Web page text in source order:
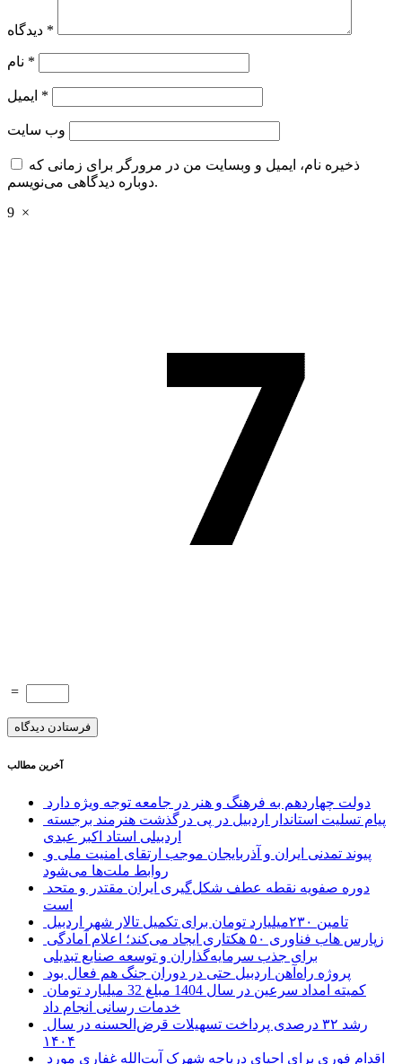
*
*
*
وب‌ سایت
ذخیره نام، ایمیل و وبسایت من در مرورگر برای زمانی که
دوباره دیدگاهی می‌نویسم.
9 ×
=
آخرین مطالب
دولت چهاردهم به فرهنگ و هنر در جامعه توجه ویژه دارد
اردبیلی استاد اکبر عبدی
روابط ملت‌ها می‌شود
است
تامین ۲۳۰میلیارد تومان برای تکمیل تالار شهر اردبیل
برای جذب سرمایه‌گذاران و توسعه صنایع تبدیلی
پروژه راه‌آهن اردبیل حتی در دوران جنگ هم فعال بود
خدمات رسانی انجام داد
۱۴۰۴